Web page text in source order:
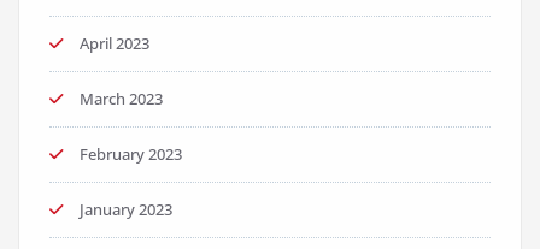
April 2023
March 2023
February 2023
January 2023